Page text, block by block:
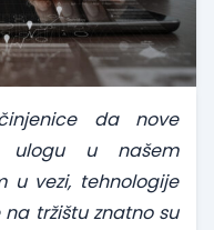
da nove
ulogu u našem
u vezi, tehnologije
tržištu znatno su